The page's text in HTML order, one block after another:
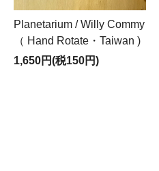
Planetarium / Willy Commy
（ Hand Rotate・Taiwan )
1,650円(税150円)